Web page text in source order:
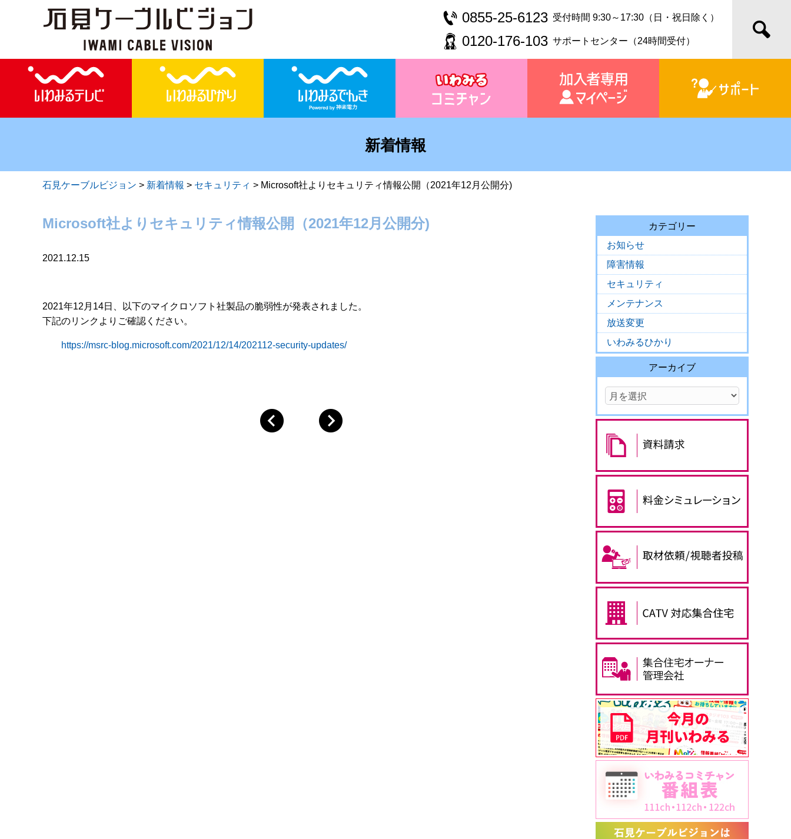
0855-25-6123 受付時間 9:30～17:30（日・祝日除く）
0120-176-103 サポートセンター（24時間受付）
新着情報
石見ケーブルビジョン > 新着情報 > セキュリティ > Microsoft社よりセキュリティ情報公開（2021年12月公開分)
Microsoft社よりセキュリティ情報公開（2021年12月公開分)
2021.12.15
2021年12月14日、以下のマイクロソフト社製品の脆弱性が発表されました。
下記のリンクよりご確認ください。
https://msrc-blog.microsoft.com/2021/12/14/202112-security-updates/
カテゴリー
お知らせ
障害情報
セキュリティ
メンテナンス
放送変更
いわみるひかり
アーカイブ